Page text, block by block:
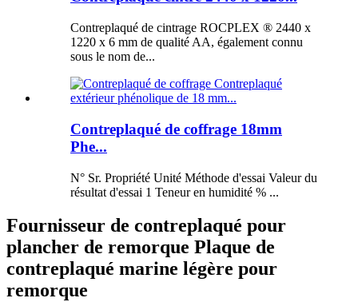
Contreplaqué de cintrage ROCPLEX ® 2440 x
1220 x 6 mm de qualité AA, également connu
sous le nom de...
Contreplaqué de coffrage 18mm
Phe...
N° Sr. Propriété Unité Méthode d'essai Valeur du
résultat d'essai 1 Teneur en humidité % ...
Fournisseur de contreplaqué pour
plancher de remorque Plaque de
contreplaqué marine légère pour
remorque